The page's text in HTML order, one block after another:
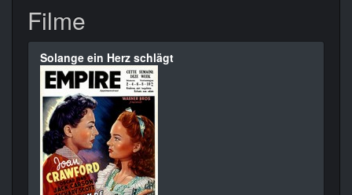
Filme
Solange ein Herz schlägt